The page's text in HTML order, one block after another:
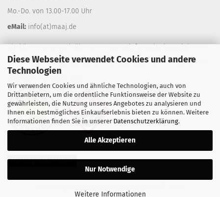
Diese Webseite verwendet Cookies und andere
Technologien
Wir verwenden Cookies und ähnliche Technologien, auch von
Drittanbietern, um die ordentliche Funktionsweise der Website zu
gewährleisten, die Nutzung unseres Angebotes zu analysieren und
Ihnen ein bestmögliches Einkaufserlebnis bieten zu können. Weitere
Informationen finden Sie in unserer Datenschutzerklärung.
Alle Akzeptieren
Nur Notwendige
Weitere Informationen
Mo.-Do. von 13.00-17.00 Uhr
eMail: info(at)maaj.de
Sie können uns auch über unserKontaktformularkontaktieren.
Gerne rufen wir Sie auf Wunsch zurück, füllen Sie einfach unser
Call-Back-Formular
Vertrag widerrufen